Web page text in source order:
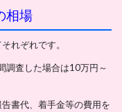
相場
れぞれです。
調査した場合は10万円～
書代、着手金等の費用を